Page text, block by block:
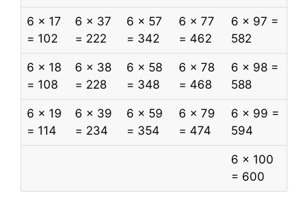
6 x 17
= 102
6 x 37
= 222
6 x 57
= 342
6 x 77
= 462
6 x 97 =
582
6 x 18
= 108
6 x 38
= 228
6 x 58
= 348
6 x 78
= 468
6 x 98 =
588
6 x 19
= 114
6 x 39
= 234
6 x 59
= 354
6 x 79
= 474
6 x 99 =
594
6 x 100
= 600